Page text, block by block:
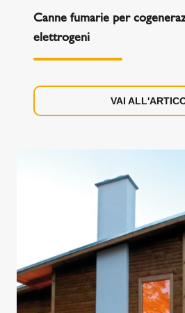
Canne fumarie per
elettrogeni
VAI